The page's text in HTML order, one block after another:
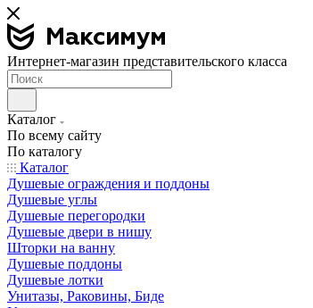
Интернет-магазин представительского класса
Каталог
По всему сайту
По каталогу
Каталог
Душевые ограждения и поддоны
Душевые углы
Душевые перегородки
Душевые двери в нишу
Шторки на ванну
Душевые поддоны
Душевые лотки
Унитазы, Раковины, Биде